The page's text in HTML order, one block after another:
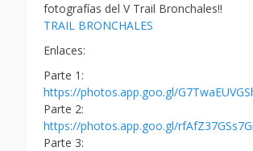
fotografías del V Trail Bronchales!!
TRAIL BRONCHALES
Enlaces:
Parte 1:
https://photos.app.goo.gl/
Parte 2:
https://photos.app.goo.gl/
Parte 3: